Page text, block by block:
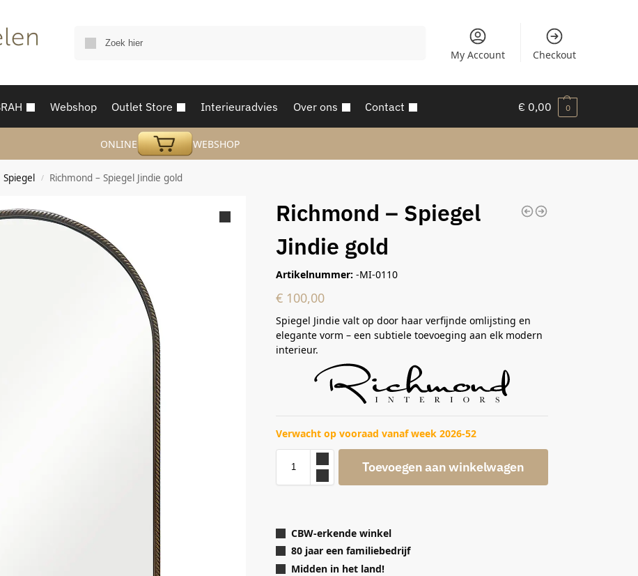
My Account Checkout
Webshop Outlet Store Interieuradvies Over ons Contact € 0,00 0
ONLINE WEBSHOP
Spiegel / Richmond – Spiegel Jindie gold
Richmond – Spiegel
Jindie gold
Artikelnummer: -MI-0110
€ 100,00
Spiegel Jindie valt op door haar verfijnde omlijsting en
elegante vorm – een subtiele toevoeging aan elk modern
interieur.
Verwacht op vooraad vanaf week 2026-52
Toevoegen aan winkelwagen
CBW-erkende winkel
80 jaar een familiebedrijf
Midden in het land!